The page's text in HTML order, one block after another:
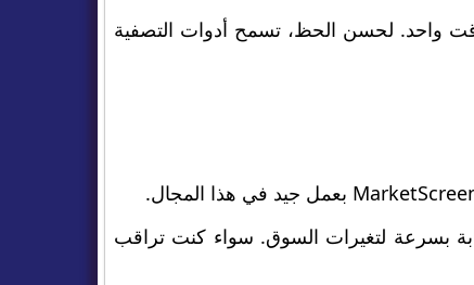
واحد. لحسن الحظ، تسمح أدوات التصفية
بسرعة لتغيرات السوق. سواء كنت تراقب